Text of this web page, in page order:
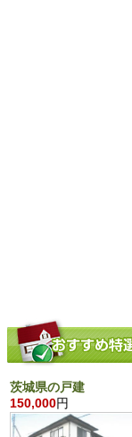
茨城県の戸建
150,000円